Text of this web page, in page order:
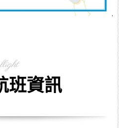
flight
班資訊